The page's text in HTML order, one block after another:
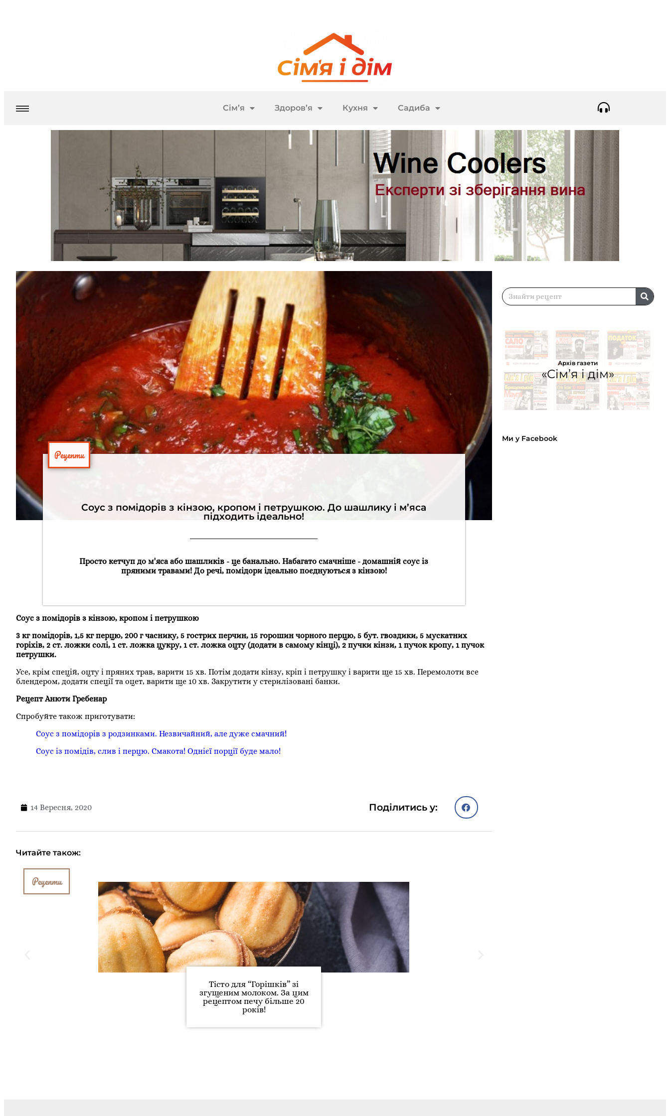
Сім’я Здоров’я Кухня Садиба
Рецепти
Соус з помідорів з кінзою, кропом і петрушкою. До шашлику і м’яса
підходить ідеально!
Просто кетчуп до м'яса або шашликів - це банально. Набагато смачніше - домашній соус із
пряними травами! До речі, помідори ідеально поєднуються з кінзою!
Соус з помідорів з кінзою, кропом і петрушкою
3 кг помідорів, 1,5 кг перцю, 200 г часнику, 5 гострих перчин, 15 горошин чорного перцю, 5 бут. гвоздики, 5 мускатних
горіхів, 2 ст. ложки солі, 1 ст. ложка цукру, 1 ст. ложка оцту (додати в самому кінці), 2 пучки кінзи, 1 пучок кропу, 1 пучок
петрушки.
Усе, крім спецій, оцту і пряних трав, варити 15 хв. Потім додати кінзу, кріп і петрушку і варити ще 15 хв. Перемолоти все
блендером, додати спеції та оцет, варити ще 10 хв. Закрутити у стерилізовані банки.
Рецепт Анюти Гребенар
Спробуйте також приготувати:
Соус з помідорів з родзинками. Незвичайний, але дуже смачний!
Соус із помідів, слив і перцю. Смакота! Однієї порції буде мало!
14 Вересня, 2020 Поділитись у:
Читайте також:
Рецепти
Тісто для “Горішків” зі
згущеним молоком. За цим
рецептом печу більше 20
років!
Архів газети
«Сім’я і дім»
Ми у Facebook